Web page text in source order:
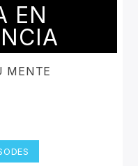
EN
MENTE